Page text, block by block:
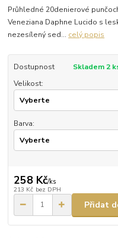
Průhledné 20denierové
Veneziana Daphne Lucido s
nezesílený sed... celý popis
Dostupnost
Skladem 2
Velikost:
Barva:
258 Kč/ks
213 Kč bez DPH
Přidat